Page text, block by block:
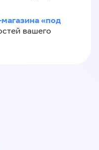
«под
вашего